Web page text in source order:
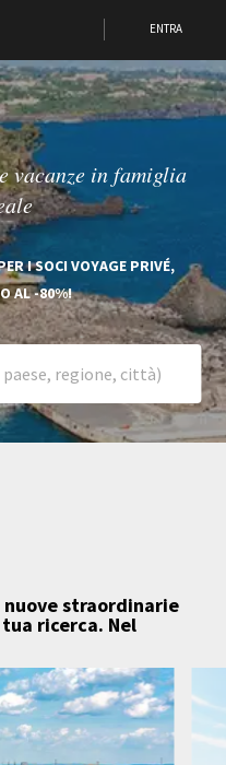
ENTRA
vacanze in famiglia
I SOCI VOYAGE PRIVÉ,
AL -80%!
nuove straordinarie
ricerca. Nel